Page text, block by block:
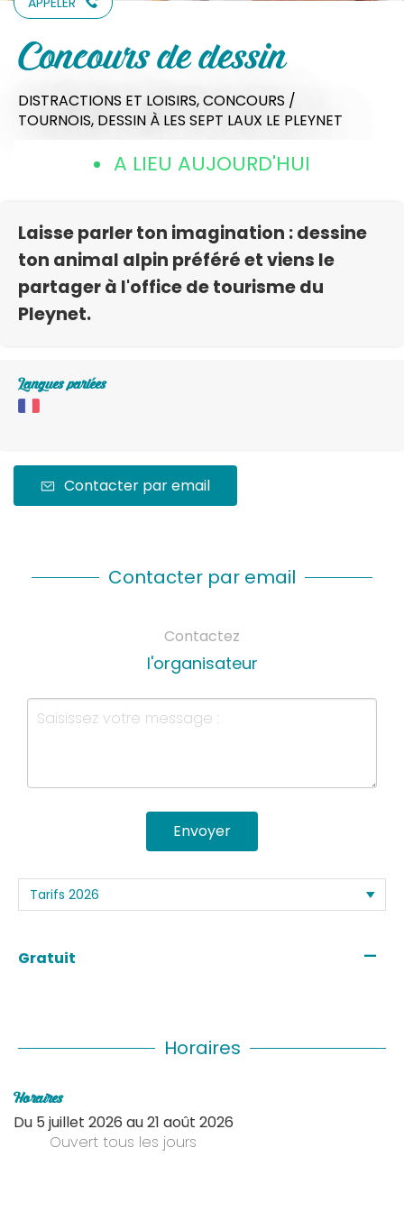
Concours de dessin
DISTRACTIONS ET LOISIRS,CONCOURS /
TOURNOIS, DESSIN À LES SEPT LAUX LE PLEYNET
A LIEU AUJOURD'HUI
Laisse parler ton imagination : dessine
ton animal alpin préféré et viens le
partager à l'office de tourisme du
Pleynet.
Langues parlées
Contacter par email
Contacter par email
Contactez
l'organisateur
Envoyer
Gratuit —
Horaires
Horaires
Du 5 juillet 2026 au21 août 2026
Ouvert tous les jours